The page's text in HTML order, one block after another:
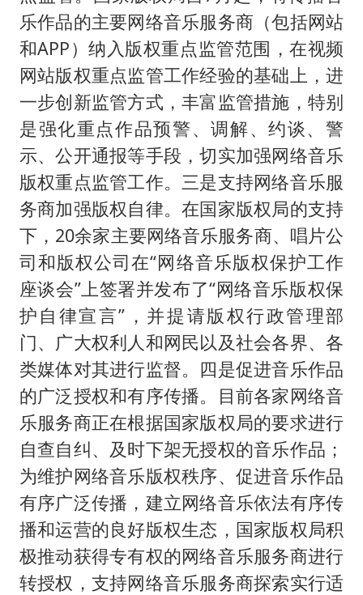
乐作品的主要网络音乐服务商（包括网站
和APP）纳入版权重点监管范围，在视频
网站版权重点监管工作经验的基础上，进
一步创新监管方式，丰富监管措施，特别
是强化重点作品预警、调解、约谈、警
示、公开通报等手段，切实加强网络音乐
版权重点监管工作。三是支持网络音乐服
务商加强版权自律。在国家版权局的支持
下，20余家主要网络音乐服务商、唱片公
司和版权公司在“网络音乐版权保护工作
座谈会”上签署并发布了“网络音乐版权保
护自律宣言”，并提请版权行政管理部
门、广大权利人和网民以及社会各界、各
类媒体对其进行监督。四是促进音乐作品
的广泛授权和有序传播。目前各家网络音
乐服务商正在根据国家版权局的要求进行
自查自纠、及时下架无授权的音乐作品；
为维护网络音乐版权秩序、促进音乐作品
有序广泛传播，建立网络音乐依法有序传
播和运营的良好版权生态，国家版权局积
极推动获得专有权的网络音乐服务商进行
转授权，支持网络音乐服务商探索实行适